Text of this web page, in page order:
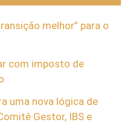
melhor” para o
com imposto de
uma nova lógica de
Gestor, IBS e